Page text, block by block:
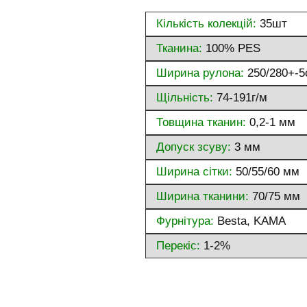
Кількість колекцій: 35шт
Тканина: 100% PES
Ширина рулона: 250/280+-
Щільність: 74-191г/м
Товщина тканин: 0,2-1 мм
Допуск зсуву: 3 мм
Ширина сітки: 50/55/60 мм
Ширина тканини: 70/75 мм
Фурнітура: Besta, KAMA
Перекіс: 1-2%